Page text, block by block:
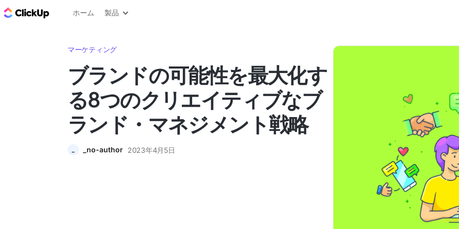
ClickUp ブログ
ホーム 製品
マーケティング
ブランドの可能性を最大化す
る8つのクリエイティブなブ
ランド・マネジメント戦略
_no-author 2023年4月5日